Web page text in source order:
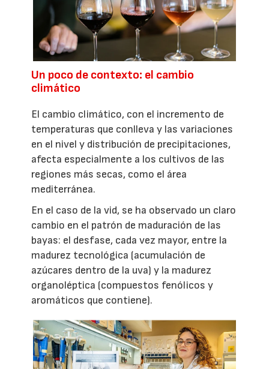
Un poco de contexto: el cambio
climático
El cambio climático, con el incremento de
temperaturas que conlleva y las variaciones
en el nivel y distribución de precipitaciones,
afecta especialmente a los cultivos de las
regiones más secas, como el área
mediterránea.
En el caso de la vid, se ha observado un claro
cambio en el patrón de maduración de las
bayas: el desfase, cada vez mayor, entre la
madurez tecnológica (acumulación de
azúcares dentro de la uva) y la madurez
organoléptica (compuestos fenólicos y
aromáticos que contiene).